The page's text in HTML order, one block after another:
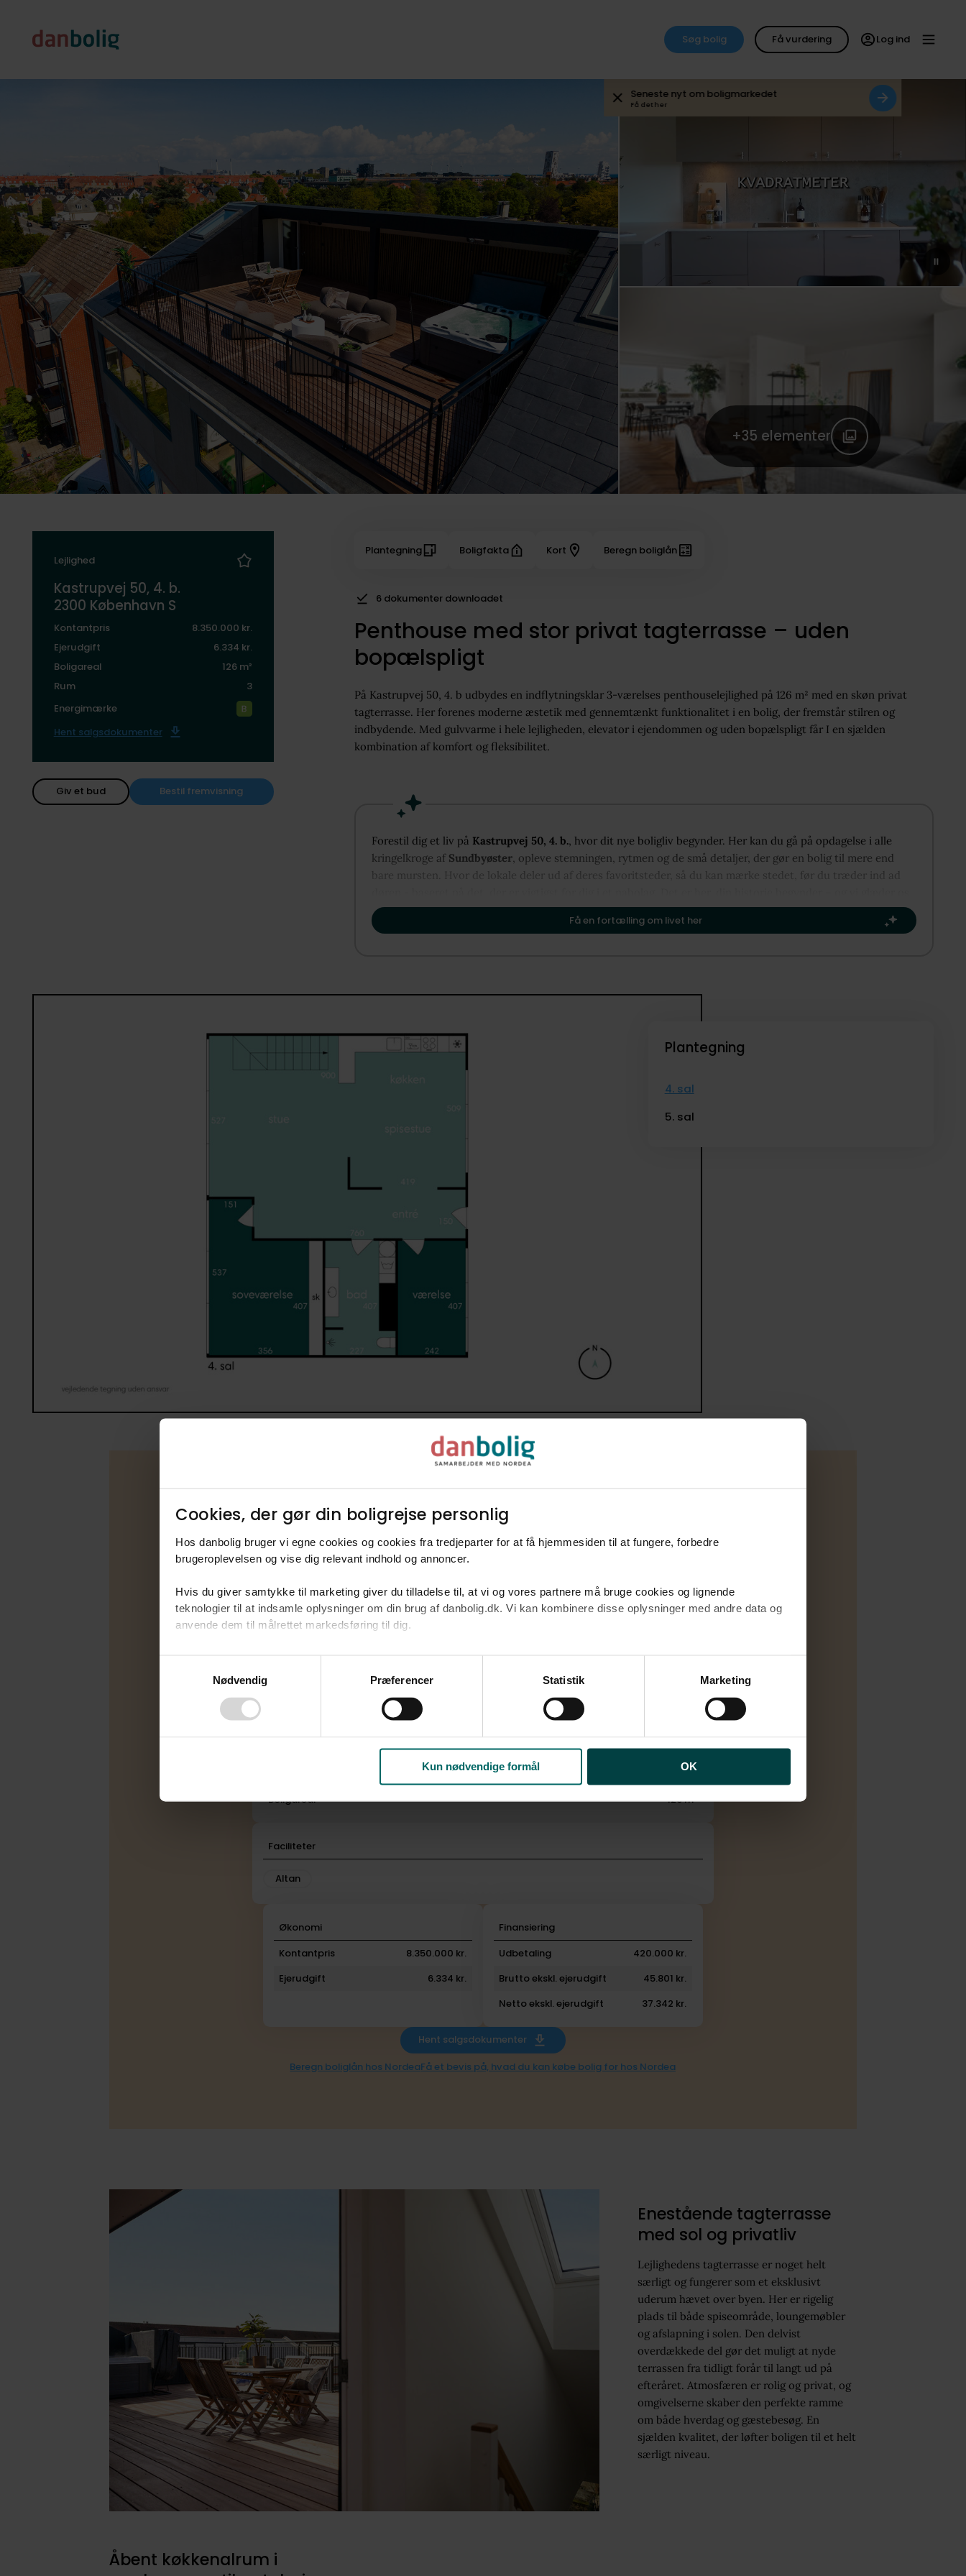
Cookies, der gør din boligrejse personlig​
Hos danbolig bruger vi egne cookies og cookies fra tredjeparter for at få hjemmesiden til at fungere, forbedre
brugeroplevelsen og vise dig relevant indhold og annoncer.​
Hvis du giver samtykke til marketing giver du tilladelse til, at vi og vores partnere må bruge cookies og lignende
teknologier til at indsamle oplysninger om din brug af danbolig.dk. Vi kan kombinere disse oplysninger med andre data og
anvende dem til målrettet markedsføring til dig.​
Ved at klikke på ”OK” giver du samtykke til alle formål. Du kan til enhver tid læse mere om brugen af cookies samt
tilbagekalde dit samtykke ved at følge linket til vores
. Oplysninger om behandling af personoplysninger
Nødvendig Præferencer Statistik Marketing
Kun nødvendige formål OK
Søg bolig Få vurdering Log ind
Seneste nyt om boligmarkedet
Få det her
+35 elementer
Lejlighed
Kastrupvej 50, 4. b.
2300 København S
Kontantpris
8.350.000 kr.
Ejerudgift
6.334 kr.
Boligareal
126 m²
Rum
3
Energimærke
Hent salgsdokumenter
Giv et bud Bestil fremvisning
Plantegning Boligfakta Kort Beregn boliglån
6 dokumenter downloadet
Penthouse med stor privat tagterrasse – uden
bopælspligt
På Kastrupvej 50, 4. b udbydes en indflytningsklar 3-værelses penthouselejlighed på 126 m² med en skøn privat
tagterrasse. Her forenes moderne æstetik med gennemtænkt funktionalitet i en bolig, der fremstår stilren og
indbydende. Med gulvvarme i hele lejligheden, elevator i ejendommen og uden bopælspligt får I en sjælden
kombination af komfort og fleksibilitet.
Forestil dig et liv på Kastrupvej 50, 4. b. , hvor dit nye boligliv begynder. Her kan du gå på opdagelse i alle
kringelkroge af Sundbyøster , opleve stemningen, rytmen og de små detaljer, der gør en bolig til mere end
bare mursten. Hvor de lokale deler ud af deres favoritsteder, så du kan mærke stedet, før du træder ind ad
til at vise dig, hvordan Sundbyøster kan danne rammen om dit næste kapitel.​
Få en fortælling om livet her
Plantegning
4. sal
5. sal
Boligfakta
Type
Lejlighed
Energimærke
B
Varmekilde
1
1
Boligareal
126 m²
Faciliteter
Altan
Økonomi
Kontantpris
8.350.000 kr.
Ejerudgift
6.334 kr.
Finansiering
Udbetaling
420.000 kr.
Brutto ekskl. ejerudgift
45.801 kr.
Netto ekskl. ejerudgift
37.342 kr.
Hent salgsdokumenter
Beregn boliglån hos NordeaFå et bevis på, hvad du kan købe bolig for hos Nordea
Enestående tagterrasse
med sol og privatliv
Lejlighedens tagterrasse er noget helt
særligt og fungerer som et eksklusivt
uderum hævet over byen. Her er rigelig
plads til både spiseområde, loungemøbler
og afslapning i solen. Den delvist
overdækkede del gør det muligt at nyde
terrassen fra tidligt forår til langt ud på
efteråret. Atmosfæren er rolig og privat, og
omgivelserne skaber den perfekte ramme
om både hverdag og gæstebesøg. En
sjælden kvalitet, der løfter boligen til et helt
særligt niveau.
Åbent køkkenalrum i